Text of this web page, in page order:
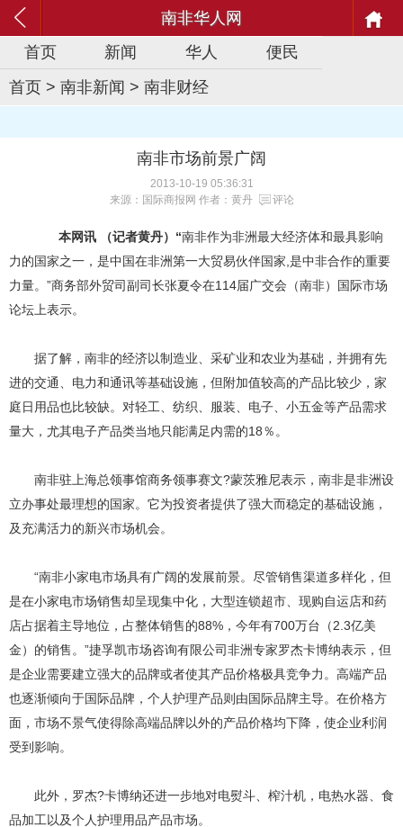
南非华人网
首页
新闻 华人
便民
首页 > 南非新闻 > 南非财经
南非市场前景广阔
2013-10-19 05:36:31
来源：国际商报网 作者：黄丹
评论
本网讯 （记者黄丹）“南非作为非洲最大经济体和最具影响
力的国家之一，是中国在非洲第一大贸易伙伴国家,是中非合作的重要
力量。”商务部外贸司副司长张夏令在114届广交会（南非）国际市场
论坛上表示。
据了解，南非的经济以制造业、采矿业和农业为基础，并拥有先
进的交通、电力和通讯等基础设施，但附加值较高的产品比较少，家
庭日用品也比较缺。对轻工、纺织、服装、电子、小五金等产品需求
量大，尤其电子产品类当地只能满足内需的18％。
南非驻上海总领事馆商务领事赛文?蒙茨雅尼表示，南非是非洲设
立办事处最理想的国家。它为投资者提供了强大而稳定的基础设施，
及充满活力的新兴市场机会。
“南非小家电市场具有广阔的发展前景。尽管销售渠道多样化，但
是在小家电市场销售却呈现集中化，大型连锁超市、现购自运店和药
店占据着主导地位，占整体销售的88%，今年有700万台（2.3亿美
金）的销售。”捷孚凯市场咨询有限公司非洲专家罗杰卡博纳表示，但
是企业需要建立强大的品牌或者使其产品价格极具竞争力。高端产品
也逐渐倾向于国际品牌，个人护理产品则由国际品牌主导。在价格方
面，市场不景气使得除高端品牌以外的产品价格均下降，使企业利润
受到影响。
此外，罗杰?卡博纳还进一步地对电熨斗、榨汁机，电热水器、食
品加工以及个人护理用品产品市场。